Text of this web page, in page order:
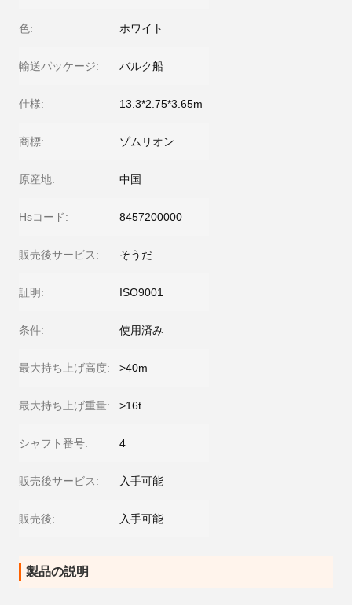
色: ホワイト
輸送パッケージ: バルク船
仕様: 13.3*2.75*3.65m
商標: ゾムリオン
原産地: 中国
Hsコード: 8457200000
販売後サービス: そうだ
証明: ISO9001
条件: 使用済み
最大持ち上げ高度: >40m
最大持ち上げ重量: >16t
シャフト番号: 4
販売後サービス: 入手可能
販売後: 入手可能
製品の説明